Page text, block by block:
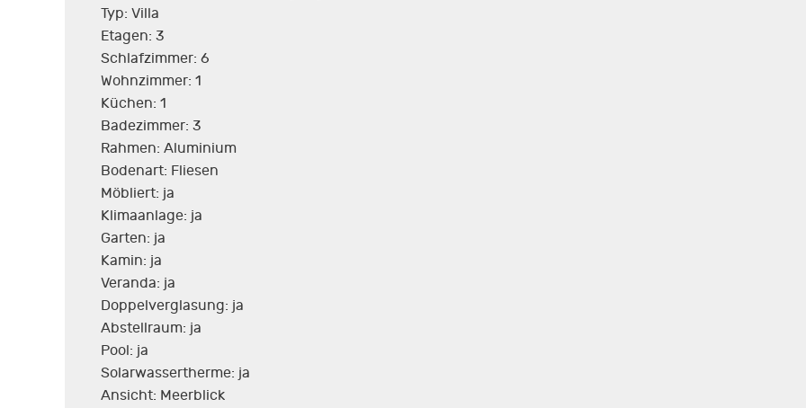
Typ: Villa
Etagen: 3
Schlafzimmer: 6
Wohnzimmer: 1
Küchen: 1
Badezimmer: 3
Rahmen: Aluminium
Bodenart: Fliesen
Möbliert: ja
Klimaanlage: ja
Garten: ja
Kamin: ja
Veranda: ja
Doppelverglasung: ja
Abstellraum: ja
Pool: ja
Solarwassertherme: ja
Ansicht: Meerblick